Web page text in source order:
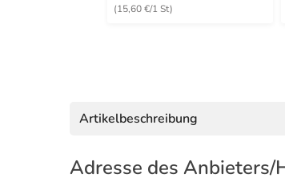
(15,60 €/1 St)
Artikelbeschreibung
Adresse des Anbieters/